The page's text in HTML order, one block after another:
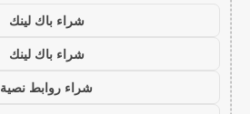
شراء باك لينك
شراء باك لينك
شراء روابط نصية